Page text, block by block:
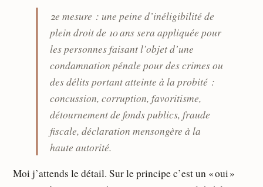
2e mesure : une peine d’inéligibilité de
plein droit de 10 ans sera appliquée pour
les personnes faisant l’objet d’une
condamnation pénale pour des crimes ou
des délits portant atteinte à la probité :
concussion, corruption, favoritisme,
détournement de fonds publics, fraude
fiscale, déclaration mensongère à la
haute autorité.
Moi j’attends le détail. Sur le principe c’est un « oui »